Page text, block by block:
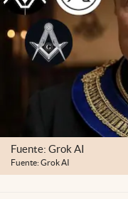
Fuente: Grok AI
Fuente: Grok AI